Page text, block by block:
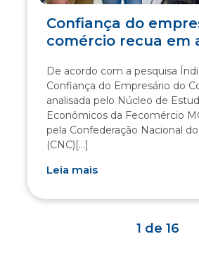
Confiança do
comércio recua em
De acordo com a pesquisa
Confiança do Empresário do
analisada pelo Núcleo de
Econômicos da Fecomércio
pela Confederação Nacional
(CNC)[...]
Leia mais
1 de 16